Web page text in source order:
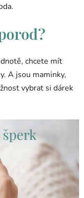
chcete mít
A jsou maminky,
vybrat si dárek